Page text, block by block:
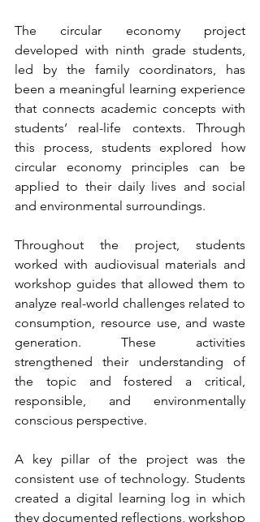
The circular economy project
developed with ninth grade students,
led by the family coordinators, has
been a meaningful learning experience
that connects academic concepts with
students’ real-life contexts. Through
this process, students explored how
circular economy principles can be
applied to their daily lives and social
and environmental surroundings.
Throughout the project, students
worked with audiovisual materials and
workshop guides that allowed them to
analyze real-world challenges related to
consumption, resource use, and waste
generation. These activities
strengthened their understanding of
the topic and fostered a critical,
responsible, and environmentally
conscious perspective.
A key pillar of the project was the
consistent use of technology. Students
created a digital learning log in which
they documented reflections, workshop